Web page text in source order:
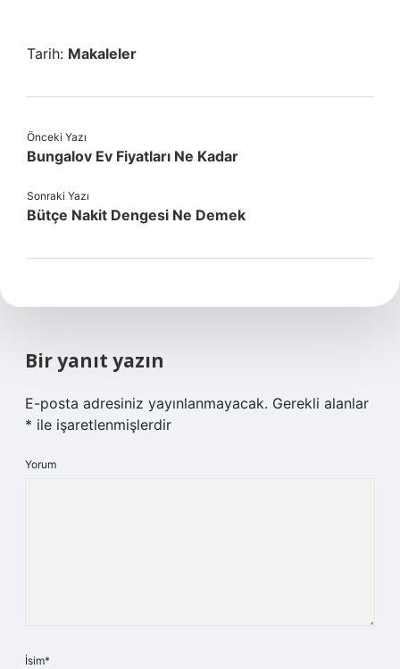
Tarih: Makaleler
Önceki Yazı
Bungalov Ev Fiyatları Ne Kadar
Sonraki Yazı
Bütçe Nakit Dengesi Ne Demek
Bir yanıt yazın
E-posta adresiniz yayınlanmayacak. Gerekli alanlar
* ile işaretlenmişlerdir
Yorum
İsim*